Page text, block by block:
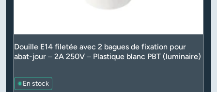
Douille E14 filetée avec 2 bagues de fixation pour
abat-jour – 2A 250V – Plastique blanc PBT (luminaire)
En stock